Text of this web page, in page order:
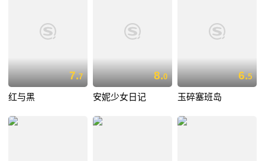
7.7
红与黑
8.0
安妮少女日记
6.5
玉碎塞班岛